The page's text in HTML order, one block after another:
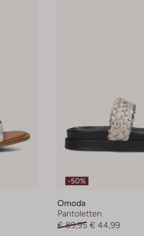
-50%
Omoda
Pantoletten
€ 89,95 € 44,99